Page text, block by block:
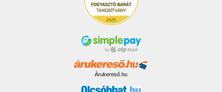
Árukereső.hu